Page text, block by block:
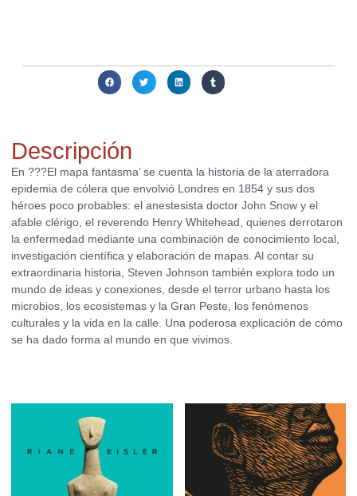
Descripción
En ???El mapa fantasma’ se cuenta la historia de la aterradora
epidemia de cólera que envolvió Londres en 1854 y sus dos
héroes poco probables: el anestesista doctor John Snow y el
afable clérigo, el reverendo Henry Whitehead, quienes derrotaron
la enfermedad mediante una combinación de conocimiento local,
investigación científica y elaboración de mapas. Al contar su
extraordinaria historia, Steven Johnson también explora todo un
mundo de ideas y conexiones, desde el terror urbano hasta los
microbios, los ecosistemas y la Gran Peste, los fenómenos
culturales y la vida en la calle. Una poderosa explicación de cómo
se ha dado forma al mundo en que vivimos.